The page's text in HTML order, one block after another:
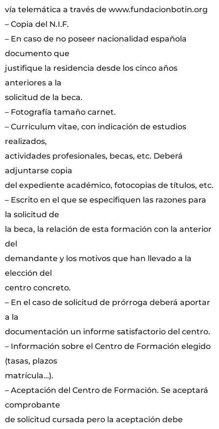
vía telemática a través de www.fundacionbotin.org
– Copia del N.I.F.
– En caso de no poseer nacionalidad española
documento que
justifique la residencia desde los cinco años
anteriores a la
solicitud de la beca.
– Fotografía tamaño carnet.
– Curriculum vitae, con indicación de estudios
realizados,
actividades profesionales, becas, etc. Deberá
adjuntarse copia
del expediente académico, fotocopias de títulos, etc.
– Escrito en el que se especifiquen las razones para
la solicitud de
la beca, la relación de esta formación con la anterior
del
demandante y los motivos que han llevado a la
elección del
centro concreto.
– En el caso de solicitud de prórroga deberá aportar
a la
documentación un informe satisfactorio del centro.
– Información sobre el Centro de Formación elegido
(tasas, plazos
matrícula…).
– Aceptación del Centro de Formación. Se aceptará
comprobante
de solicitud cursada pero la aceptación debe